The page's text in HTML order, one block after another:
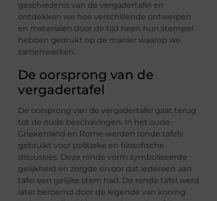
geschiedenis van de vergadertafel en
ontdekken we hoe verschillende ontwerpen
en materialen door de tijd heen hun stempel
hebben gedrukt op de manier waarop we
samenwerken.
De oorsprong van de
vergadertafel
De oorsprong van de vergadertafel gaat terug
tot de oude beschavingen. In het oude
Griekenland en Rome werden ronde tafels
gebruikt voor politieke en filosofische
discussies. Deze ronde vorm symboliseerde
gelijkheid en zorgde ervoor dat iedereen aan
tafel een gelijke stem had. De ronde tafel werd
later beroemd door de legende van koning